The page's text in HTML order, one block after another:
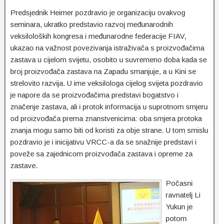
Predsjednik Heimer pozdravio je organizaciju ovakvog
seminara, ukratko predstavio razvoj međunarodnih
veksiloloških kongresa i međunarodne federacije FIAV,
ukazao na važnost povezivanja istraživača s proizvođačima
zastava u cijelom svijetu, osobito u suvremeno doba kada se
broj proizvođača zastava na Zapadu smanjuje, a u Kini se
strelovito razvija. U ime veksilologa cijelog svijeta pozdravio
je napore da se proizvođačima predstavi bogatstvo i
značenje zastava, ali i protok informacija u suprotnom smjeru
od proizvođača prema znanstvenicima: oba smjera protoka
znanja mogu samo biti od koristi za obje strane. U tom smislu
pozdravio je i inicijativu VRCC-a da se snažnije predstavi i
poveže sa zajednicom proizvođača zastava i opreme za
zastave.
Počasni
ravnatelj Li
Yukun je
potom